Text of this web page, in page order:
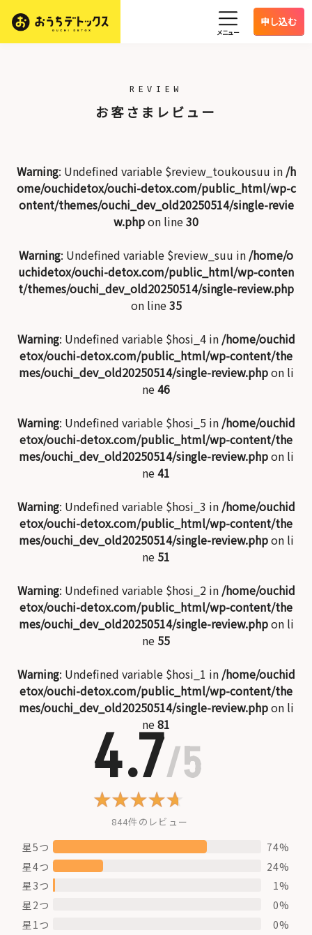
メニュー
申し込む
REVIEW
お客さまレビュー
Warning: Undefined variable $review_toukousuu in /h
ome/ouchidetox/ouchi-detox.com/public_html/wp-c
ontent/themes/ouchi_dev_old20250514/single-revie
w.phpon line30
Warning: Undefined variable $review_suu in /home/o
uchidetox/ouchi-detox.com/public_html/wp-conten
t/themes/ouchi_dev_old20250514/single-review.php
on line35
Warning: Undefined variable $hosi_4 in /home/ouchid
etox/ouchi-detox.com/public_html/wp-content/the
mes/ouchi_dev_old20250514/single-review.phpon li
ne46
Warning: Undefined variable $hosi_5 in /home/ouchid
etox/ouchi-detox.com/public_html/wp-content/the
mes/ouchi_dev_old20250514/single-review.phpon li
ne41
Warning: Undefined variable $hosi_3 in /home/ouchid
etox/ouchi-detox.com/public_html/wp-content/the
mes/ouchi_dev_old20250514/single-review.phpon li
ne 51
Warning: Undefined variable $hosi_2 in /home/ouchid
etox/ouchi-detox.com/public_html/wp-content/the
mes/ouchi_dev_old20250514/single-review.phpon li
ne 55
Warning: Undefined variable $hosi_1 in /home/ouchid
etox/ouchi-detox.com/public_html/wp-content/the
mes/ouchi_dev_old20250514/single-review.phpon li
ne81
4.7/5
844件のレビュー
星5つ
74%
星4つ
24%
星3つ
1%
星2つ
0%
星1つ
0%